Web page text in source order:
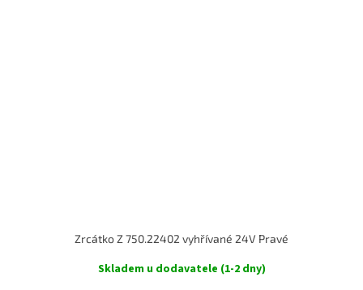
Zrcátko Z 750.22402 vyhřívané 24V Pravé
Skladem u dodavatele (1-2 dny)